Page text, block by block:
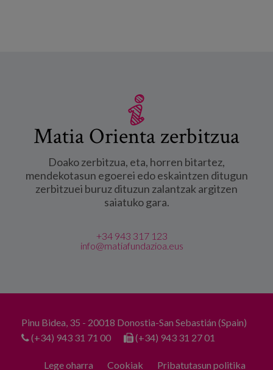
Matia Orienta zerbitzua
Doako zerbitzua, eta, horren bitartez,
mendekotasun egoerei edo eskaintzen ditugun
zerbitzuei buruz dituzun zalantzak argitzen
saiatuko gara.
+34 943 317 123
info@matiafundazioa.eus
Pinu Bidea, 35 - 20018 Donostia-San Sebastián (Spain)
(+34) 943 31 71 00
(+34) 943 31 27 01
Lege oharra Cookiak Pribatutasun politika